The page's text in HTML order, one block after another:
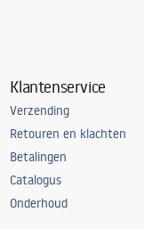
Klantenservice
Verzending
Retouren en klachten
Betalingen
Catalogus
Onderhoud